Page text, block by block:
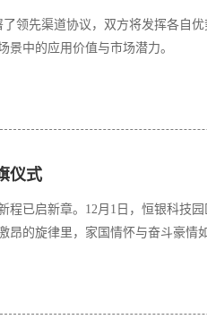
领先渠道协议，双方将发挥各自
景中的应用价值与市场潜力。
仪式
程已启新章。12月1日，恒银科技